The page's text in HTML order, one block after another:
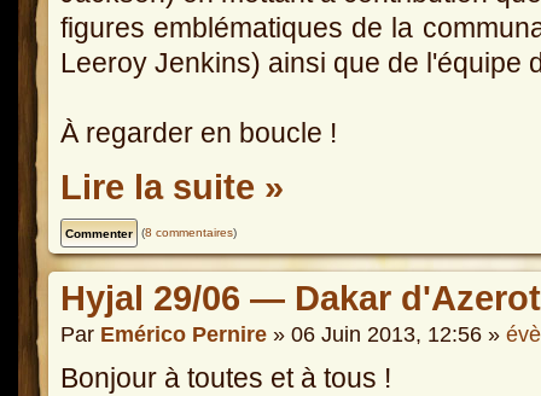
figures emblématiques de la
Leeroy Jenkins) ainsi que de l'équipe
À regarder en boucle !
Lire la suite »
(8 commentaires)
Hyjal 29/06 — Dakar
Par Emérico Pernire » 06 Juin 2013, 12:56 »
Bonjour à toutes et à tous !